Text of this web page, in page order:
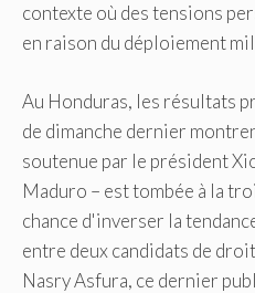
contexte où des tensions
en raison du déploiement
Au Honduras, les résultats
de dimanche dernier
soutenue par le président
Maduro – est tombée à la
chance d'inverser la
entre deux candidats de
Nasry Asfura, ce dernier